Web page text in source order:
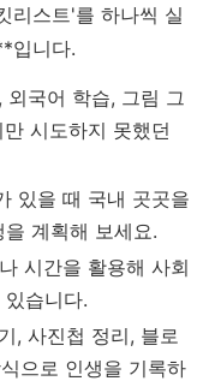
리스트'를 하나씩 실
입니다.
외국어 학습, 그림 그
시도하지 못했던
있을 때 국내 곳곳을
계획해 보세요.
시간을 활용해 사회
습니다.
, 사진첩 정리, 블로
으로 인생을 기록하